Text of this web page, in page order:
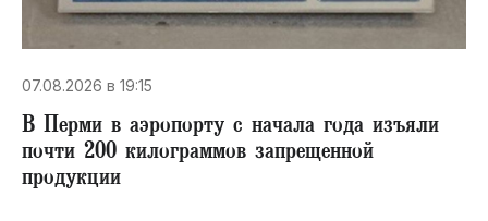
07.08.2026 в 19:15
В Перми в аэропорту с начала года изъяли
почти 200 килограммов запрещенной
продукции